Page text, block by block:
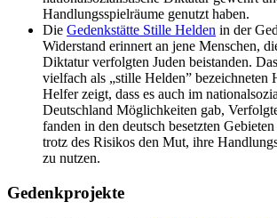
Handlungsspielräume genutzt haben.
Die Gedenkstätte Stille Helden in der
Widerstand erinnert an jene Menschen,
Diktatur verfolgten Juden beistanden.
vielfach als „stille Helden” bezeichneten
Helfer zeigt, dass es auch im
Deutschland Möglichkeiten gab,
fanden in den deutsch besetzten
trotz des Risikos den Mut, ihre
zu nutzen.
Gedenkprojekte